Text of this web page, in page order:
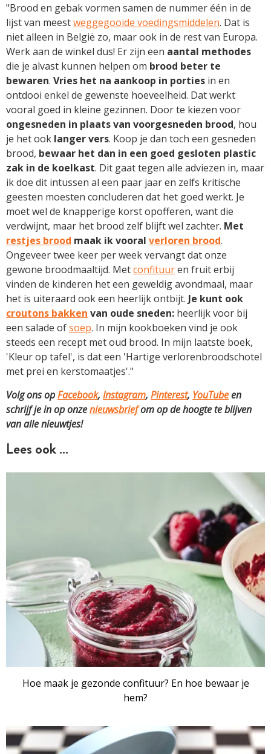
"Brood en gebak vormen samen de nummer één in de
lijst van meestweggegooide voedingsmiddelen. Dat is
niet alleen in België zo, maar ook in de rest van Europa.
Werk aan de winkel dus! Er zijn een aantal methodes
die je alvast kunnen helpen om brood beter te
bewaren. Vries het na aankoop in porties in en
ontdooi enkel de gewenste hoeveelheid. Dat werkt
vooral goed in kleine gezinnen. Door te kiezen voor
ongesneden in plaats van voorgesneden brood, hou
je het ook langer vers. Koop je dan toch een gesneden
brood, bewaar het dan in een goed gesloten plastic
zak in de koelkast. Dit gaat tegen alle adviezen in, maar
ik doe dit intussen al een paar jaar en zelfs kritische
geesten moesten concluderen dat het goed werkt. Je
moet wel de knapperige korst opofferen, want die
verdwijnt, maar het brood zelf blijft wel zachter. Met
restjes brood maak ik vooral verloren brood.
Ongeveer twee keer per week vervangt dat onze
gewone broodmaaltijd. Metconfituuren fruit erbij
vinden de kinderen het een geweldig avondmaal, maar
het is uiteraard ook een heerlijk ontbijt. Je kunt ook
croutons bakken van oude sneden: heerlijk voor bij
een salade ofsoep. In mijn kookboeken vind je ook
steeds een recept met oud brood. In mijn laatste boek,
'Kleur op tafel', is dat een 'Hartige verlorenbroodschotel
met prei en kerstomaatjes'."
Volg ons opFacebook, Instagram, Pinterest, YouTubeen
schrijf je in op onzenieuwsbriefom op de hoogte te blijven
van alle nieuwtjes!
Lees ook …
Hoe maak je gezonde confituur? En hoe bewaar je
hem?